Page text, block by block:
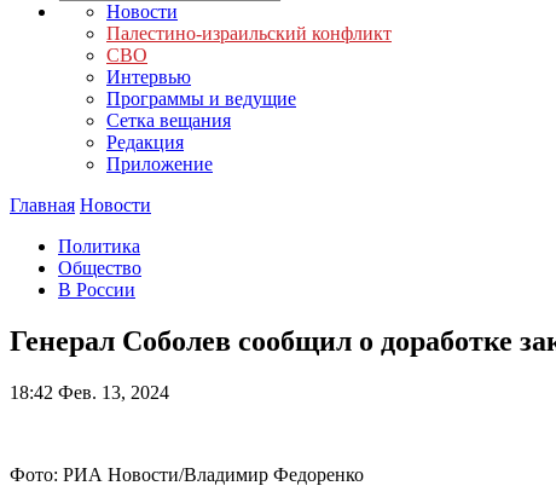
Новости
Палестино-израильский конфликт
СВО
Интервью
Программы и ведущие
Сетка вещания
Редакция
Приложение
Главная Новости
Политика
Общество
В России
Генерал Соболев сообщил о доработке
18:42 Фев. 13, 2024
Фото: РИА Новости/Владимир Федоренко